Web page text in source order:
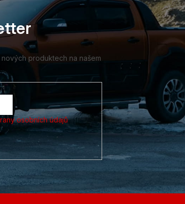
produktech na našem
osobních údajů